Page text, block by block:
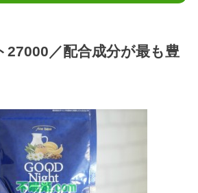
27000／配合成分が最も豊